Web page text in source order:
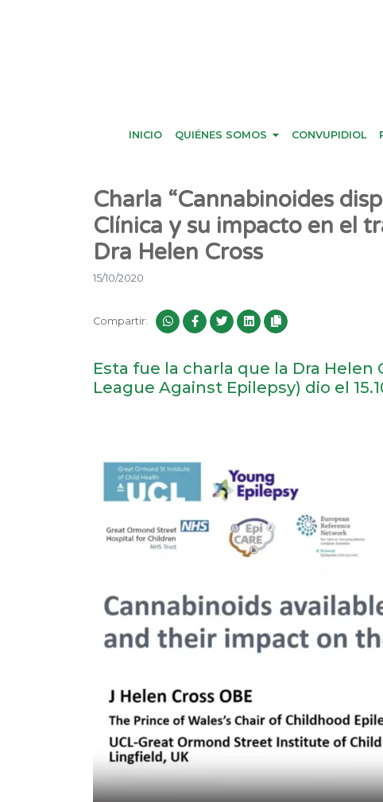
INICIO QUIÉNES SOMOS CONVUPIDIOL
Charla “Cannabinoides
Clínica y su impacto en el
Dra Helen Cross
15/10/2020
Compartir:
Esta fue la charla que la Dra
League Against Epilepsy) dio el